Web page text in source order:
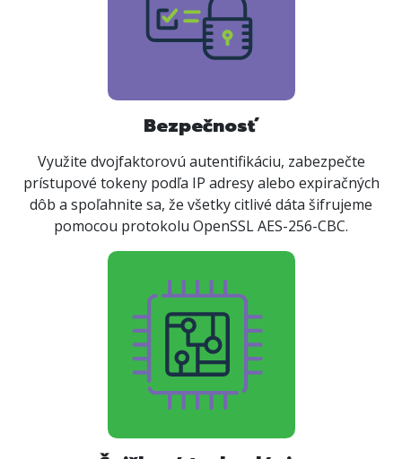
Bezpečnosť
Využite dvojfaktorovú autentifikáciu, zabezpečte
prístupové tokeny podľa IP adresy alebo expiračných
dôb a spoľahnite sa, že všetky citlivé dáta šifrujeme
pomocou protokolu OpenSSL AES-256-CBC.